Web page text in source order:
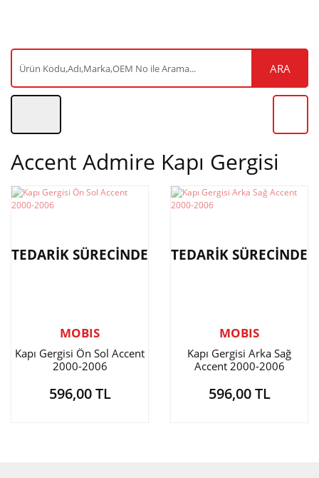
ARA
Accent Admire Kapı Gergisi
TEDARİK SÜRECİNDE
MOBIS
Kapı Gergisi Ön Sol Accent
2000-2006
596,00 TL
TEDARİK SÜRECİNDE
MOBIS
Kapı Gergisi Arka Sağ
Accent 2000-2006
596,00 TL